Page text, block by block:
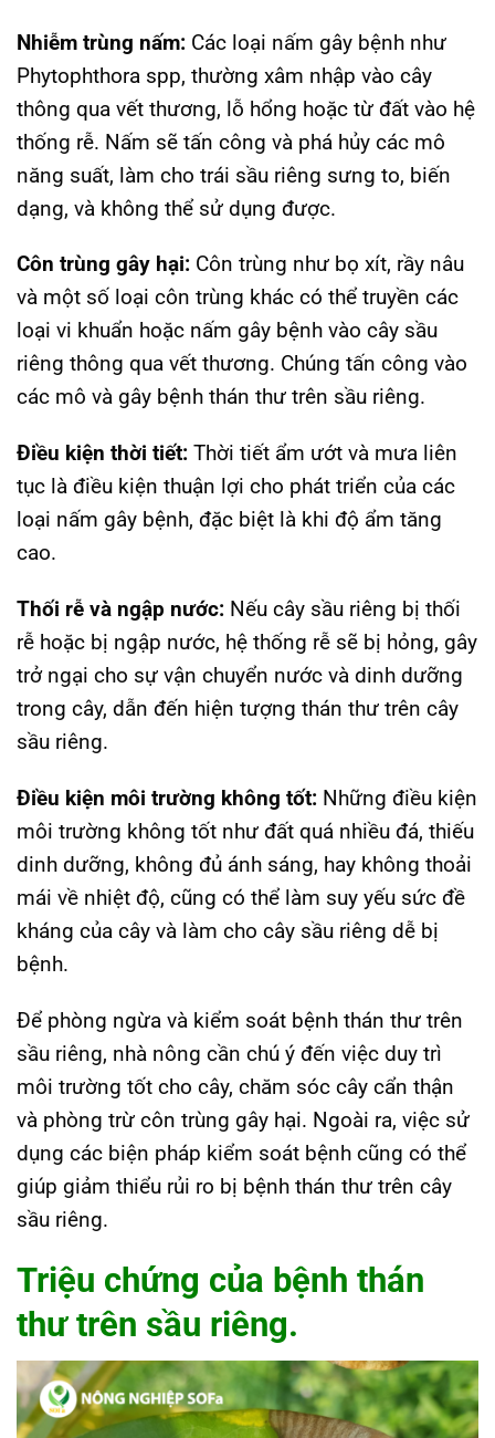
Nhiễm trùng nấm: Các loại nấm gây bệnh như
Phytophthora spp, thường xâm nhập vào cây
thông qua vết thương, lỗ hổng hoặc từ đất vào hệ
thống rễ. Nấm sẽ tấn công và phá hủy các mô
năng suất, làm cho trái sầu riêng sưng to, biến
dạng, và không thể sử dụng được.
Côn trùng gây hại: Côn trùng như bọ xít, rầy nâu
và một số loại côn trùng khác có thể truyền các
loại vi khuẩn hoặc nấm gây bệnh vào cây sầu
riêng thông qua vết thương. Chúng tấn công vào
các mô và gây bệnh thán thư trên sầu riêng.
Điều kiện thời tiết: Thời tiết ẩm ướt và mưa liên
tục là điều kiện thuận lợi cho phát triển của các
loại nấm gây bệnh, đặc biệt là khi độ ẩm tăng
cao.
Thối rễ và ngập nước: Nếu cây sầu riêng bị thối
rễ hoặc bị ngập nước, hệ thống rễ sẽ bị hỏng, gây
trở ngại cho sự vận chuyển nước và dinh dưỡng
trong cây, dẫn đến hiện tượng thán thư trên cây
sầu riêng.
Điều kiện môi trường không tốt: Những điều kiện
môi trường không tốt như đất quá nhiều đá, thiếu
dinh dưỡng, không đủ ánh sáng, hay không thoải
mái về nhiệt độ, cũng có thể làm suy yếu sức đề
kháng của cây và làm cho cây sầu riêng dễ bị
bệnh.
Để phòng ngừa và kiểm soát bệnh thán thư trên
sầu riêng, nhà nông cần chú ý đến việc duy trì
môi trường tốt cho cây, chăm sóc cây cẩn thận
và phòng trừ côn trùng gây hại. Ngoài ra, việc sử
dụng các biện pháp kiểm soát bệnh cũng có thể
giúp giảm thiểu rủi ro bị bệnh thán thư trên cây
sầu riêng.
Triệu chứng của bệnh thán
thư trên sầu riêng.